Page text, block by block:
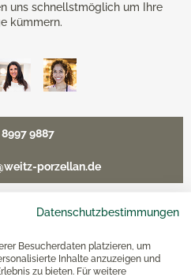
Datenschutzbestimmungen
Besucherdaten platzieren, um
Inhalte anzuzeigen und
zu bieten. Für weitere
uns schnellstmöglich um Ihre
kümmern.
9887
porzellan.de
Häuser